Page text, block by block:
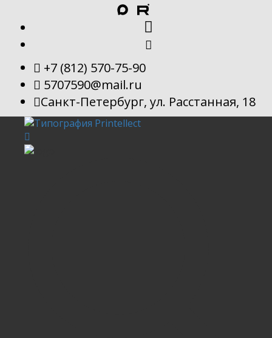
+7 (812) 570-75-90
5707590@mail.ru
Санкт-Петербург, ул. Расстанная, 18